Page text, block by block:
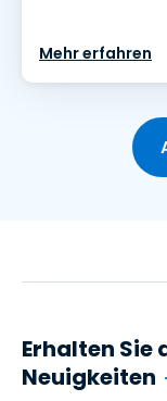
Mehr erfahren
Erhalten
Neuigkeiten